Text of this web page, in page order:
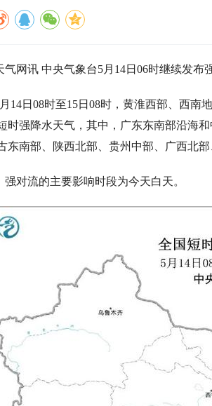
气网讯 中央气象台5月14日06时继续发布
14日08时至15日08时，黄淮西部、西
时强降水天气，其中，广东东南部沿海
东南部、陕西北部、贵州中部、广西北
强对流的主要影响时段为今天白天。